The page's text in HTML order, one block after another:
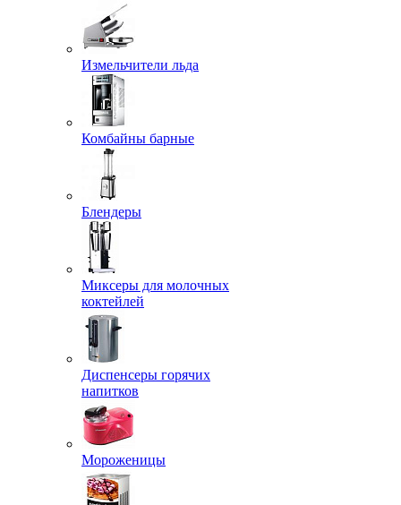
Измельчители льда
Комбайны барные
Блендеры
Миксеры для молочных
коктейлей
Диспенсеры горячих
напитков
Мороженицы